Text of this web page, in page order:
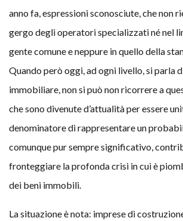
anno fa, espressioni sconosciute, che non
gergo degli operatori specializzati né nel
gente comune e neppure in quello della
Quando però oggi, ad ogni livello, si parla
immobiliare, non si può non ricorrere a
che sono divenute d’attualità per essere
denominatore di rappresentare un
comunque pur sempre significativo,
fronteggiare la profonda crisi in cui è
dei beni immobili.
La situazione è nota: imprese di